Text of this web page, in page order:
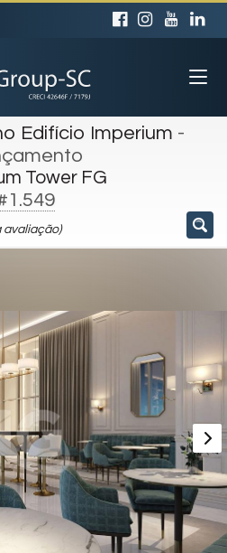
Edifício Imperium -
Tower FG
avaliação)